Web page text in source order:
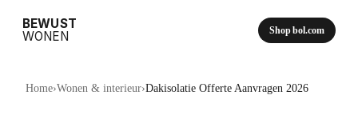
BEWUST
WONEN
Shop bol.com
Home›Wonen & interieur›Dakisolatie Offerte Aanvragen 2026